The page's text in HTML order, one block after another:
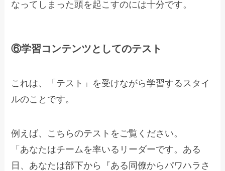
なってしまった頭を起こすのには十分です。
⑥学習コンテンツとしてのテスト
これは、「テスト」を受けながら学習するスタイ
ルのことです。
例えば、こちらのテストをご覧ください。
「あなたはチームを率いるリーダーです。ある
日、あなたは部下から『ある同僚からパワハラさ